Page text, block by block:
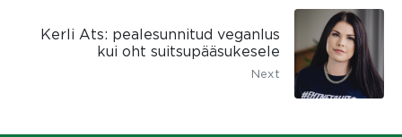
Kerli Ats: pealesunnitud veganlus
kui oht suitsupääsukesele
Next